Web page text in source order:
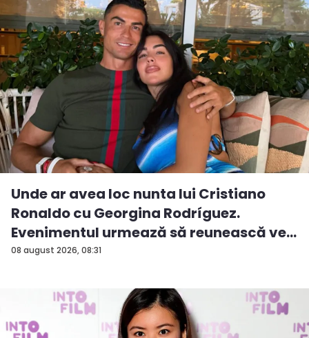
08 august 2026, 08:31
Unde ar avea loc nunta lui Cristiano
Ronaldo cu Georgina Rodríguez.
Evenimentul urmează să reunească ve...